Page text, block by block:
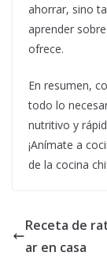
ahorrar, sino
aprender
ofrece.
En resumen,
todo lo
nutritivo y
¡Anímate a
de la cocina
Receta de
ar en casa